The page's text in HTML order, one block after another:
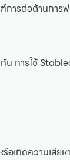
ารต่อต้านการ
น การใช้
เกิดความเสียห